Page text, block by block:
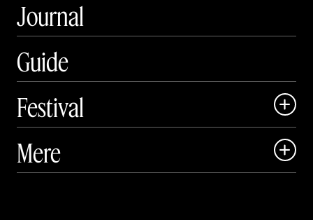
Journal
Guide
Festival

 Art Matter Festival
Mere 